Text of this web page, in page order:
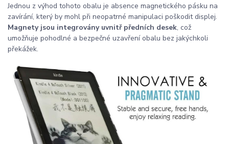
Jednou z výhod tohoto obalu je absence magnetického pásku na
zavírání, který by mohl při neopatrné manipulaci poškodit displej.
Magnety jsou integrovány uvnitř předních desek, což
umožňuje pohodlné a bezpečné uzavření obalu bez jakýchkoli
překážek.